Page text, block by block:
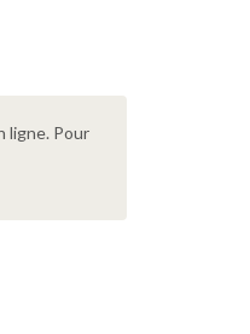
ligne. Pour